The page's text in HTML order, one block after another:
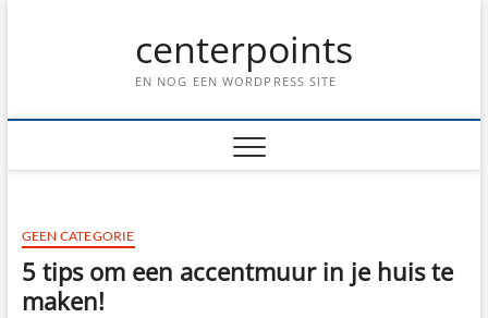
centerpoints
EN NOG EEN WORDPRESS SITE
GEEN CATEGORIE
5 tips om een accentmuur in je huis te
maken!